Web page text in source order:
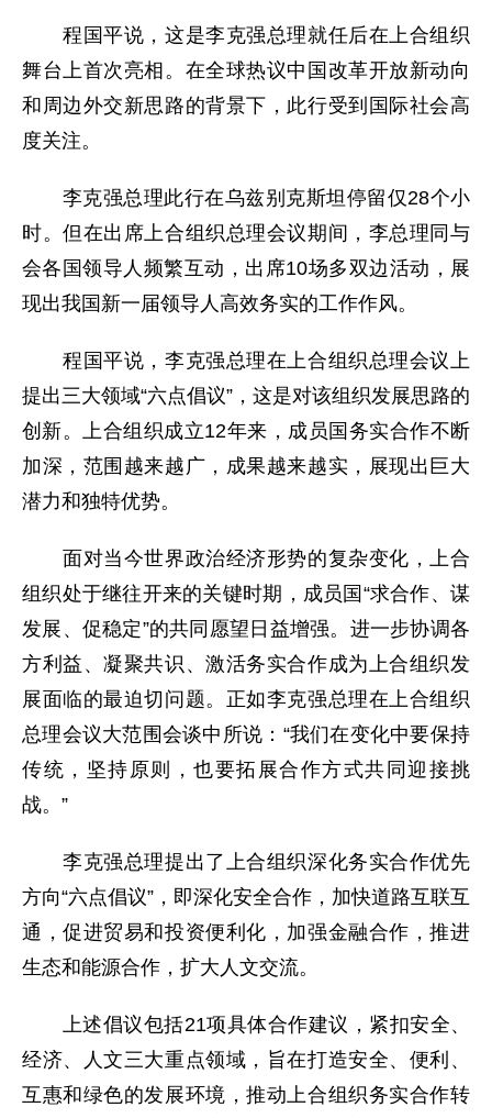
程国平说，这是李克强总理就任后在上合组织
舞台上首次亮相。在全球热议中国改革开放新动向
和周边外交新思路的背景下，此行受到国际社会高
度关注。
李克强总理此行在乌兹别克斯坦停留仅28个小
时。但在出席上合组织总理会议期间，李总理同与
会各国领导人频繁互动，出席10场多双边活动，展
现出我国新一届领导人高效务实的工作作风。
程国平说，李克强总理在上合组织总理会议上
提出三大领域“六点倡议”，这是对该组织发展思路的
创新。上合组织成立12年来，成员国务实合作不断
加深，范围越来越广，成果越来越实，展现出巨大
潜力和独特优势。
面对当今世界政治经济形势的复杂变化，上合
组织处于继往开来的关键时期，成员国“求合作、谋
发展、促稳定”的共同愿望日益增强。进一步协调各
方利益、凝聚共识、激活务实合作成为上合组织发
展面临的最迫切问题。正如李克强总理在上合组织
总理会议大范围会谈中所说：“我们在变化中要保持
传统，坚持原则，也要拓展合作方式共同迎接挑
战。”
李克强总理提出了上合组织深化务实合作优先
方向“六点倡议”，即深化安全合作，加快道路互联互
通，促进贸易和投资便利化，加强金融合作，推进
生态和能源合作，扩大人文交流。
上述倡议包括21项具体合作建议，紧扣安全、
经济、人文三大重点领域，旨在打造安全、便利、
互惠和绿色的发展环境，推动上合组织务实合作转